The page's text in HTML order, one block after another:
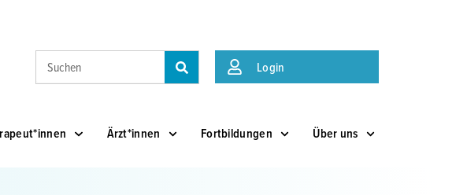
Suche
Login
Ärzt*innen Fortbildungen Über uns